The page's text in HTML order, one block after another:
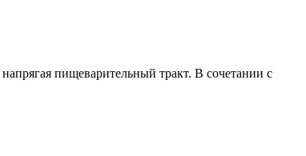
пищеварительный тракт. В сочетании с